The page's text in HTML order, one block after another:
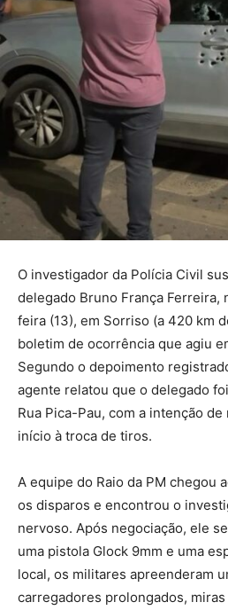
O investigador da Polícia Civil
delegado Bruno França Ferreira,
feira (13), em Sorriso (a 420 km
boletim de ocorrência que agiu
Segundo o depoimento
agente relatou que o delegado
Rua Pica-Pau, com a intenção
início à troca de tiros.
A equipe do Raio da PM chegou
os disparos e encontrou o
nervoso. Após negociação, ele
uma pistola Glock 9mm e uma
local, os militares apreenderam
carregadores prolongados, miras